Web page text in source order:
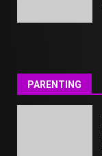
PARENTING